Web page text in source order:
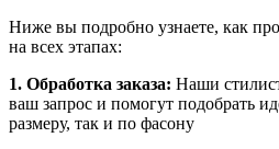
Ниже вы подробно узнаете, как
на всех этапах:
1. Обработка заказа: Наши
ваш запрос и помогут подобрать
размеру, так и по фасону